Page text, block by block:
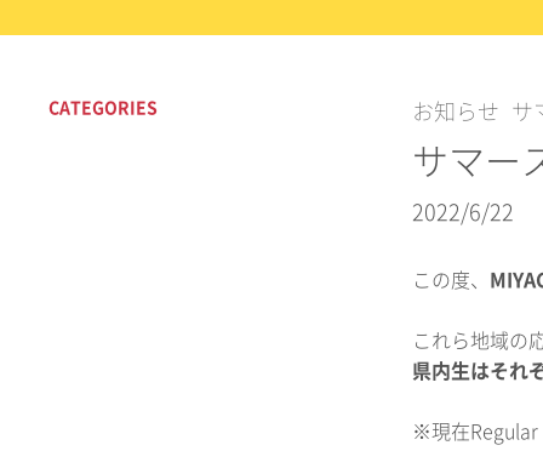
お知らせ サ
サマー
2022/6/22
この度、
これら地域の
県内生はそれ
※現在Regular
CATEGORIES